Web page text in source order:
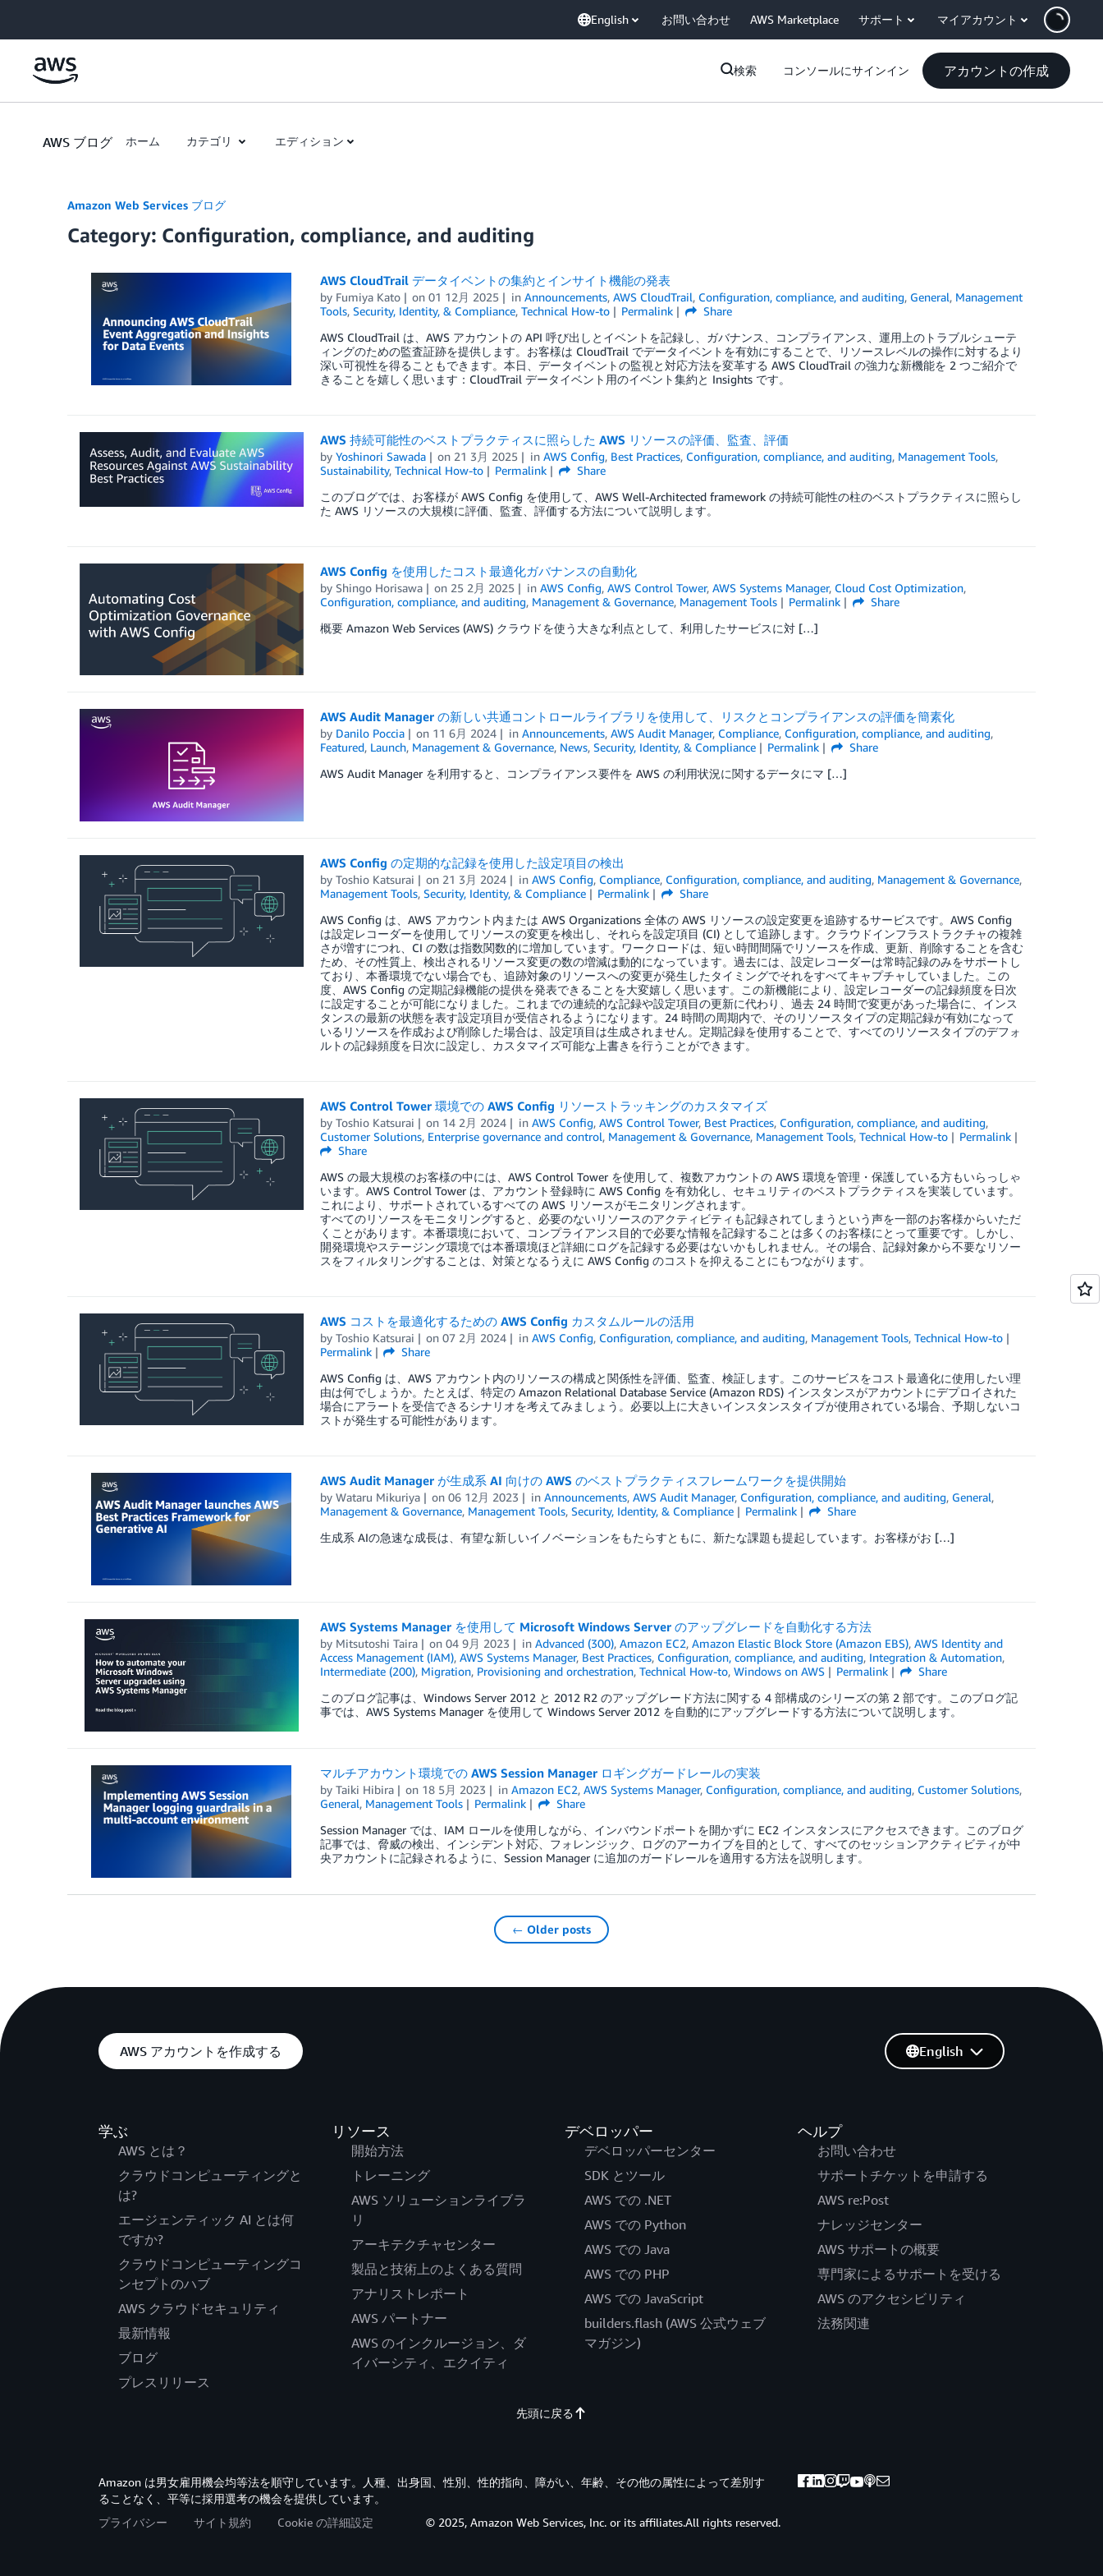
English お問い合わせ AWS Marketplace サポート マイアカウント
検索 コンソールにサインイン アカウントの作成
AWS ブログ ホーム カテゴリ エディション
Amazon Web Services ブログ
Category: Configuration, compliance, and auditing
AWS CloudTrail データイベントの集約とインサイト機能の発表
by Fumiya Kato on01 12月 2025 inAnnouncements,AWS CloudTrail, Configuration, compliance, and auditing, General, Management
Tools, Security, Identity, & Compliance, Technical How-to Permalink
Share
AWS CloudTrail は、AWS アカウントの API 呼び出しとイベントを記録し、ガバナンス、コンプライアンス、運用上のトラブルシューテ
ィングのための監査証跡を提供します。お客様は CloudTrail でデータイベントを有効にすることで、リソースレベルの操作に対するより
深い可視性を得ることもできます。本日、データイベントの監視と対応方法を変革する AWS CloudTrail の強力な新機能を 2 つご紹介で
きることを嬉しく思います：CloudTrail データイベント用のイベント集約と Insights です。
AWS 持続可能性のベストプラクティスに照らした AWS リソースの評価、監査、評価
by Yoshinori Sawada on 21 3月 2025 inAWS Config, Best Practices, Configuration, compliance, and auditing, Management Tools,
Sustainability, Technical How-to Permalink
Share
このブログでは、お客様が AWS Config を使用して、AWS Well-Architected framework の持続可能性の柱のベストプラクティスに照らし
た AWS リソースの大規模に評価、監査、評価する方法について説明します。
AWS Config を使用したコスト最適化ガバナンスの自動化
by Shingo Horisawa on 25 2月 2025 inAWS Config,AWS Control Tower,AWS Systems Manager, Cloud Cost Optimization,
Configuration, compliance, and auditing, Management & Governance, Management Tools Permalink
Share
概要 Amazon Web Services (AWS) クラウドを使う大きな利点として、利用したサービスに対 […]
AWS Audit Manager の新しい共通コントロールライブラリを使用して、リスクとコンプライアンスの評価を簡素化
by Danilo Poccia on 11 6月 2024 inAnnouncements,AWS Audit Manager, Compliance, Configuration, compliance, and auditing,
Featured, Launch, Management & Governance, News, Security, Identity, & Compliance Permalink
Share
AWS Audit Manager を利用すると、コンプライアンス要件を AWS の利用状況に関するデータにマ […]
AWS Config の定期的な記録を使用した設定項目の検出
by Toshio Katsurai on 21 3月 2024 inAWS Config, Compliance, Configuration, compliance, and auditing, Management & Governance,
Management Tools, Security, Identity, & Compliance Permalink
Share
AWS Config は、AWS アカウント内または AWS Organizations 全体の AWS リソースの設定変更を追跡するサービスです。AWS Config
は設定レコーダーを使用してリソースの変更を検出し、それらを設定項目 (CI) として追跡します。クラウドインフラストラクチャの複雑
さが増すにつれ、CI の数は指数関数的に増加しています。ワークロードは、短い時間間隔でリソースを作成、更新、削除することを含む
ため、その性質上、検出されるリソース変更の数の増減は動的になっています。過去には、設定レコーダーは常時記録のみをサポートし
ており、本番環境でない場合でも、追跡対象のリソースへの変更が発生したタイミングでそれをすべてキャプチャしていました。この
度、AWS Config の定期記録機能の提供を発表できることを大変嬉しく思います。この新機能により、設定レコーダーの記録頻度を日次
に設定することが可能になりました。これまでの連続的な記録や設定項目の更新に代わり、過去 24 時間で変更があった場合に、インス
タンスの最新の状態を表す設定項目が受信されるようになります。24 時間の周期内で、そのリソースタイプの定期記録が有効になって
いるリソースを作成および削除した場合は、設定項目は生成されません。定期記録を使用することで、すべてのリソースタイプのデフォ
ルトの記録頻度を日次に設定し、カスタマイズ可能な上書きを行うことができます。
AWS Control Tower 環境での AWS Config リソーストラッキングのカスタマイズ
by Toshio Katsurai on 14 2月 2024 inAWS Config,AWS Control Tower, Best Practices, Configuration, compliance, and auditing,
Customer Solutions, Enterprise governance and control, Management & Governance, Management Tools, Technical How-to
Permalink
Share
AWS の最大規模のお客様の中には、AWS Control Tower を使用して、複数アカウントの AWS 環境を管理・保護している方もいらっしゃ
います。AWS Control Tower は、アカウント登録時に AWS Config を有効化し、セキュリティのベストプラクティスを実装しています。
これにより、サポートされているすべての AWS リソースがモニタリングされます。
すべてのリソースをモニタリングすると、必要のないリソースのアクティビティも記録されてしまうという声を一部のお客様からいただ
くことがあります。本番環境において、コンプライアンス目的で必要な情報を記録することは多くのお客様にとって重要です。しかし、
開発環境やステージング環境では本番環境ほど詳細にログを記録する必要はないかもしれません。その場合、記録対象から不要なリソー
スをフィルタリングすることは、対策となるうえに AWS Config のコストを抑えることにもつながります。
AWS コストを最適化するための AWS Config カスタムルールの活用
by Toshio Katsurai on07 2月 2024 inAWS Config, Configuration, compliance, and auditing, Management Tools,Technical How-to
Permalink
Share
AWS Config は、AWS アカウント内のリソースの構成と関係性を評価、監査、検証します。このサービスをコスト最適化に使用したい理
由は何でしょうか。たとえば、特定の Amazon Relational Database Service (Amazon RDS) インスタンスがアカウントにデプロイされた
場合にアラートを受信できるシナリオを考えてみましょう。必要以上に大きいインスタンスタイプが使用されている場合、予期しないコ
ストが発生する可能性があります。
AWS Audit Manager が生成系 AI 向けの AWS のベストプラクティスフレームワークを提供開始
by Wataru Mikuriya on06 12月 2023 inAnnouncements,AWS Audit Manager, Configuration, compliance, and auditing, General,
Management & Governance, Management Tools, Security, Identity, & Compliance Permalink
Share
生成系 AIの急速な成長は、有望な新しいイノベーションをもたらすともに、新たな課題も提起しています。お客様がお […]
AWS Systems Manager を使用して Microsoft Windows Server のアップグレードを自動化する方法
by Mitsutoshi Taira on04 9月 2023 inAdvanced (300),Amazon EC2,Amazon Elastic Block Store (Amazon EBS),AWS Identity and
Access Management (IAM), AWS Systems Manager, Best Practices, Configuration, compliance, and auditing, Integration & Automation,
Intermediate (200), Migration, Provisioning and orchestration, Technical How-to, Windows on AWS Permalink
Share
このブログ記事は、Windows Server 2012 と 2012 R2 のアップグレード方法に関する 4 部構成のシリーズの第 2 部です。このブログ記
事では、AWS Systems Manager を使用して Windows Server 2012 を自動的にアップグレードする方法について説明します。
マルチアカウント環境での AWS Session Manager ロギングガードレールの実装
by Taiki Hibira on 18 5月 2023 inAmazon EC2,AWS Systems Manager, Configuration, compliance, and auditing, Customer Solutions,
General, Management Tools Permalink
Share
Session Manager では、IAM ロールを使用しながら、インバウンドポートを開かずに EC2 インスタンスにアクセスできます。このブログ
記事では、脅威の検出、インシデント対応、フォレンジック、ログのアーカイブを目的として、すべてのセッションアクティビティが中
央アカウントに記録されるように、Session Manager に追加のガードレールを適用する方法を説明します。
← Older posts
AWS アカウントを作成する
学ぶ
AWS とは？
クラウドコンピューティングと
は?
エージェンティック AI とは何
ですか?
クラウドコンピューティングコ
ンセプトのハブ
AWS クラウドセキュリティ
最新情報
ブログ
プレスリリース
リソース
開始方法
トレーニング
AWS ソリューションライブラ
リ
アーキテクチャセンター
製品と技術上のよくある質問
アナリストレポート
AWS パートナー
AWS のインクルージョン、ダ
イバーシティ、エクイティ
デベロッパー
デベロッパーセンター
SDK とツール
AWS での .NET
AWS での Python
AWS での Java
AWS での PHP
AWS での JavaScript
builders.flash (AWS 公式ウェブ
マガジン)
ヘルプ
お問い合わせ
サポートチケットを申請する
AWS re:Post
ナレッジセンター
AWS サポートの概要
専門家によるサポートを受ける
AWS のアクセシビリティ
法務関連
English
先頭に戻る
Amazon は男女雇用機会均等法を順守しています。人種、出身国、性別、性的指向、障がい、年齢、その他の属性によって差別す
ることなく、平等に採用選考の機会を提供しています。
プライバシー
サイト規約 Cookie の詳細設定 © 2025, Amazon Web Services, Inc. or its affiliates.All rights reserved.